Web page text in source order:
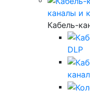
каналы и
Кабель-
DLP